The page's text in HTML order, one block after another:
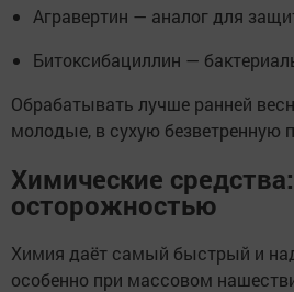
Агравертин — аналог для
Битоксибациллин —
Обрабатывать лучше ранней
молодые, в сухую безветренную
Химические
осторожностью
Химия даёт самый быстрый и
особенно при массовом